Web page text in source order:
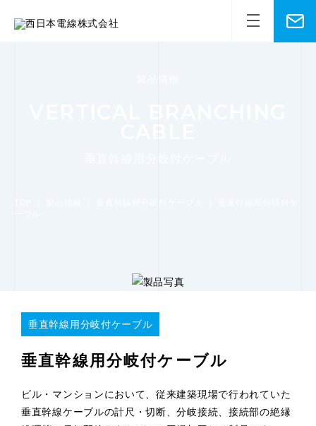
垂直幹線用分岐付ケーブル
垂直幹線用分岐付ケーブル
ビル・マンションにおいて、従来建築現場で行われていた
垂直幹線ケーブルの計尺・切断、分岐接続、接続部の絶縁